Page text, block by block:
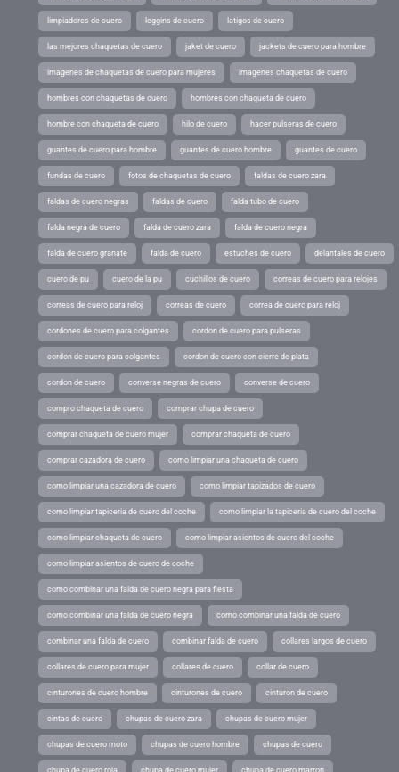
limpiadores de cuero leggins de cuero latigos de cuero
las mejores chaquetas de cuero jaket de cuero jackets de cuero para hombre
imagenes de chaquetas de cuero para mujeres imagenes chaquetas de cuero
hombres con chaquetas de cuero hombres con chaqueta de cuero
hombre con chaqueta de cuero hilo de cuero hacer pulseras de cuero
guantes de cuero para hombre guantes de cuero hombre guantes de cuero
fundas de cuero fotos de chaquetas de cuero faldas de cuero zara
faldas de cuero negras faldas de cuero falda tubo de cuero
falda negra de cuero falda de cuero zara falda de cuero negra
falda de cuero granate falda de cuero estuches de cuero delantales de cuero
cuero de pu cuero de la pu cuchillos de cuero correas de cuero para relojes
correas de cuero para reloj correas de cuero correa de cuero para reloj
cordones de cuero para colgantes cordon de cuero para pulseras
cordon de cuero para colgantes cordon de cuero con cierre de plata
cordon de cuero converse negras de cuero converse de cuero
compro chaqueta de cuero comprar chupa de cuero
comprar chaqueta de cuero mujer comprar chaqueta de cuero
comprar cazadora de cuero como limpiar una chaqueta de cuero
como limpiar una cazadora de cuero como limpiar tapizados de cuero
como limpiar tapiceria de cuero del coche como limpiar la tapiceria de cuero del coche
como limpiar chaqueta de cuero como limpiar asientos de cuero del coche
como limpiar asientos de cuero de coche
como combinar una falda de cuero negra para fiesta
como combinar una falda de cuero negra como combinar una falda de cuero
combinar una falda de cuero combinar falda de cuero collares largos de cuero
collares de cuero para mujer collares de cuero collar de cuero
cinturones de cuero hombre cinturones de cuero cinturon de cuero
cintas de cuero chupas de cuero zara chupas de cuero mujer
chupas de cuero moto chupas de cuero hombre chupas de cuero
chupa de cuero roja chupa de cuero mujer chupa de cuero marron